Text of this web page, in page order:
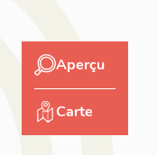
Aperçu
Carte